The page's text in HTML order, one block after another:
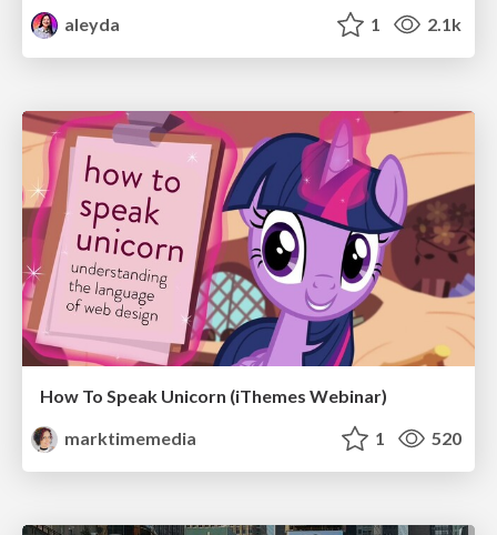
aleyda
1 2.1k
How To Speak Unicorn (iThemes Webinar)
marktimemedia
1 520